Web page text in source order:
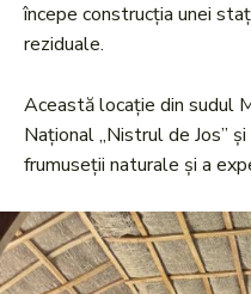
începe construcția unei
reziduale.
Această locație din sudul
Național „Nistrul de Jos”
frumuseții naturale și a